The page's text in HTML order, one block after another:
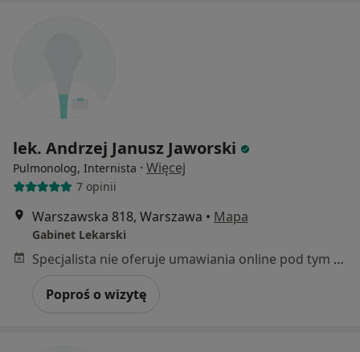
lek. Andrzej Janusz Jaworski
Pulmonolog, Internista · Więcej
7 opinii
Warszawska 818, Warszawa • Mapa
Gabinet Lekarski
Specjalista nie oferuje umawiania online pod tym adresem.
Poproś o wizytę